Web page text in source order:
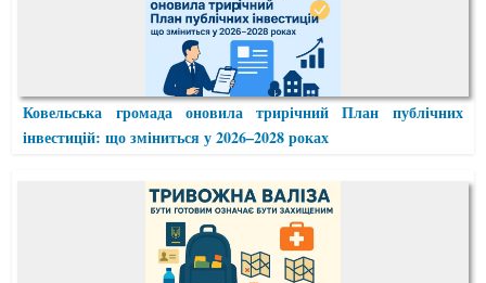
Ковельська громада оновила трирічний План публічних
інвестицій: що зміниться у 2026–2028 роках